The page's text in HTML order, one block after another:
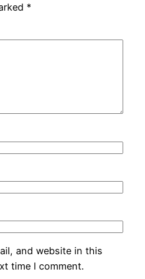
*
and website in this
time I comment.